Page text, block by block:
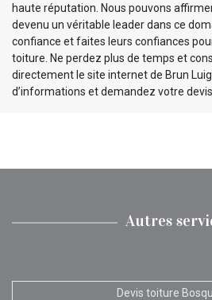
haute réputation. Nous pouvons
devenu un véritable leader dans ce
confiance et faites leurs confiances
toiture. Ne perdez plus de temps et
directement le site internet de Brun
d’informations et demandez votre devis
Autres
Devis toiture